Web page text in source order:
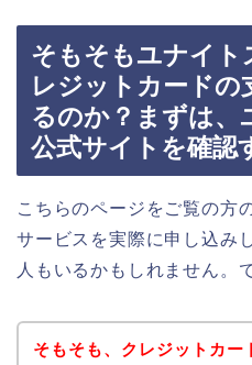
そもそもユナイト
レジットカードの
るのか？まずは、
公式サイトを確認
こちらのページをご覧の方
サービスを実際に申し込み
人もいるかもしれません。
そもそも、クレジットカー